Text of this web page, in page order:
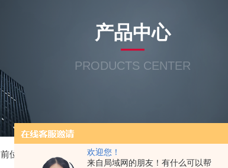
欢迎您！
来自局域网的朋友！有什么可以帮
产品中心
PRODUCTS CENTER
位置： 产品中心